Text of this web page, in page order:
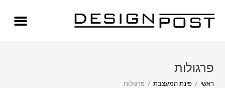
פרגולות
ראשי / פינת המעצבת / פרגולות